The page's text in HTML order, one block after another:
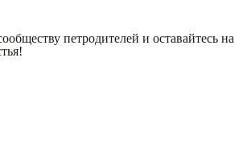
петродителей и оставайтесь на